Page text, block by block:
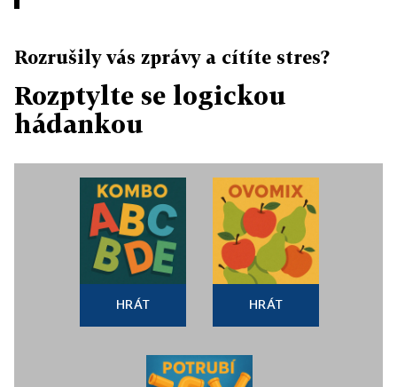
Rozrušily vás zprávy a cítíte stres?
Rozptylte se logickou
hádankou
HRÁT HRÁT